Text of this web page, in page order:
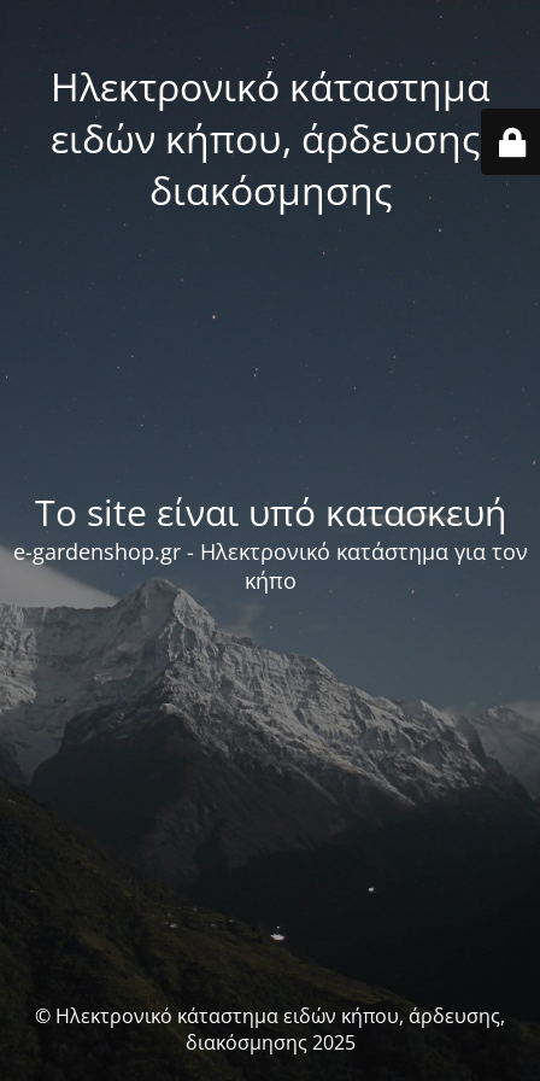
Ηλεκτρονικό κάταστημα
ειδών κήπου, άρδευσης,
διακόσμησης
Το site είναι υπό κατασκευή
e-gardenshop.gr - Ηλεκτρονικό κατάστημα για τον
κήπο
© Ηλεκτρονικό κάταστημα ειδών κήπου, άρδευσης,
διακόσμησης 2025